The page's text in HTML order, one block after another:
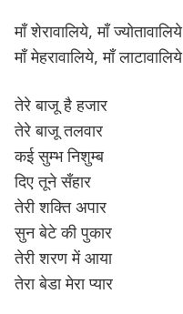
माँ शेरावालिये, माँ ज्योतावालिये
माँ मेहरावालिये, माँ लाटावालिये
तेरे बाजू है हजार
तेरे बाजू तलवार
कई सुम्भ निशुम्ब
दिए तूने सँहार
तेरी शक्ति अपार
सुन बेटे की पुकार
तेरी शरण में आया
तेरा बेडा मेरा प्यार